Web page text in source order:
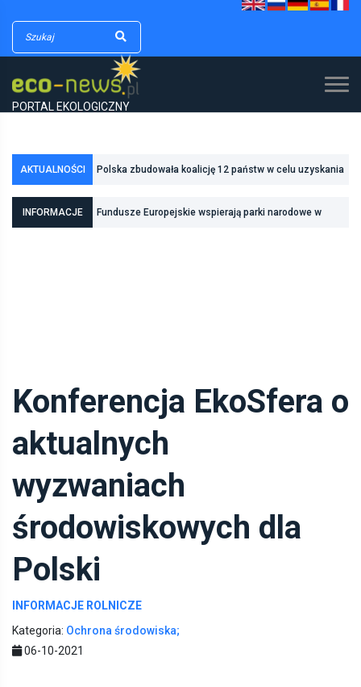
PORTAL EKOLOGICZNY
AKTUALNOŚCI
inwestycjom w zielono-niebieską infrastrukturę
dodatkowych środków na inwestycje w transformację
energetyczną
INFORMACJE Fundusze Europejskie wspierają parki narodowe w
Konferencja EkoSfera o
aktualnych
wyzwaniach
środowiskowych dla
Polski
INFORMACJE ROLNICZE
Kategoria: Ochrona środowiska;
06-10-2021